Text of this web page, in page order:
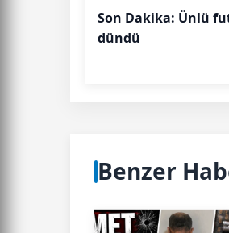
Son Dakika: Ünlü
dündü
Benzer